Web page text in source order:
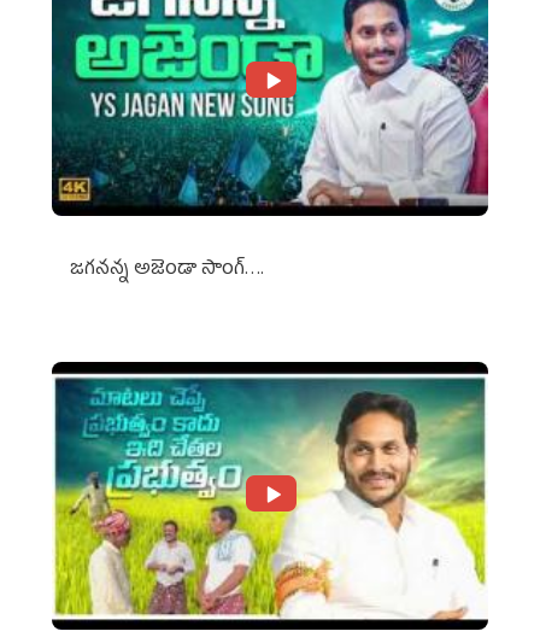
జగనన్న అజెండా సాంగ్….